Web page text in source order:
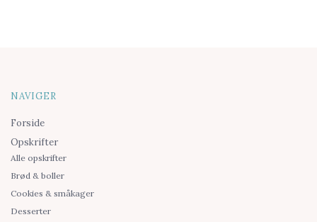
NAVIGER
Forside
Opskrifter
Alle opskrifter
Brød & boller
Cookies & småkager
Desserter